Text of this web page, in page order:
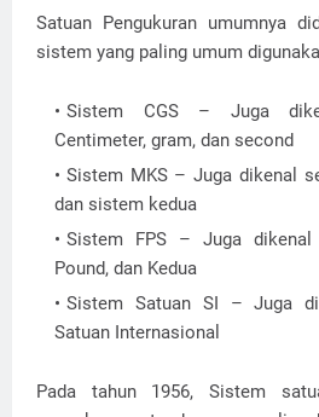
Satuan Pengukuran umumnya
sistem yang paling umum
Sistem CGS – Juga
Centimeter, gram, dan second
Sistem MKS – Juga dikenal
dan sistem kedua
Sistem FPS – Juga
Pound, dan Kedua
Sistem Satuan SI – Juga
Satuan Internasional
Pada tahun 1956, Sistem